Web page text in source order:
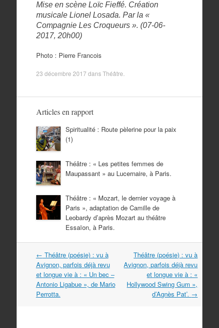
Mise en scène Loïc Fieffé. Création
musicale Lionel Losada. Par la «
Compagnie Les Croqueurs ». (07-06-
2017, 20h00)
Photo : Pierre Francois
23 décembre 2017 dansThéâtre
Articles en rapport
Spiritualité : Route pèlerine pour la paix
(1)
Théâtre : « Les petites femmes de
Maupassant » au Lucernaire, à Paris.
Théâtre : « Mozart, le dernier voyage à
Paris », adaptation de Camille de
Leobardy d’après Mozart au théâtre
Essaïon, à Paris.
Navigation
dans
les
articles
← Théâtre (poésie) : vu à
Avignon, parfois déjà revu
et longue vie à : « Un bec –
Antonio Ligabue », de Mario
Perrotta.
Théâtre (poésie) : vu à
Avignon, parfois déjà revu
et longue vie à : «
Hollywood Swing Gum »,
d’Agnès Pat’. →